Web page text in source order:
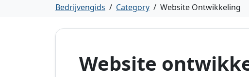
Bedrijvengids / Category / Website Ontwikkeling
Website